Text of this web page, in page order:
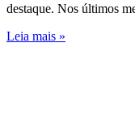
destaque. Nos últimos
Leia mais »